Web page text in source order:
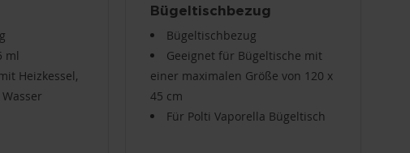
ml
Heizkessel,
Bügeltischbezug
PAEU0202
Bügeltischbezug
Geeignet für Bügeltische mit
einer maximalen Größe von 120 x
45 cm
Für Polti Vaporella Bügeltisch